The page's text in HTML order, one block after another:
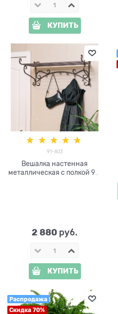
КУПИТЬ
91-403
Вешалка настенная
металлическая с полкой 91-
2 880 руб.
КУПИТЬ
Распродажа
Скидка 70%